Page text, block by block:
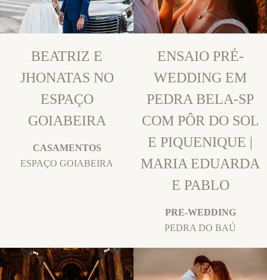
BEATRIZ E
JHONATAS NO
ESPAÇO
GOIABEIRA
CASAMENTOS
ESPAÇO GOIABEIRA
ENSAIO PRÉ-
WEDDING EM
PEDRA BELA-SP
COM PÔR DO SOL
E PIQUENIQUE |
MARIA EDUARDA
E PABLO
PRE-WEDDING
PEDRA DO BAÚ